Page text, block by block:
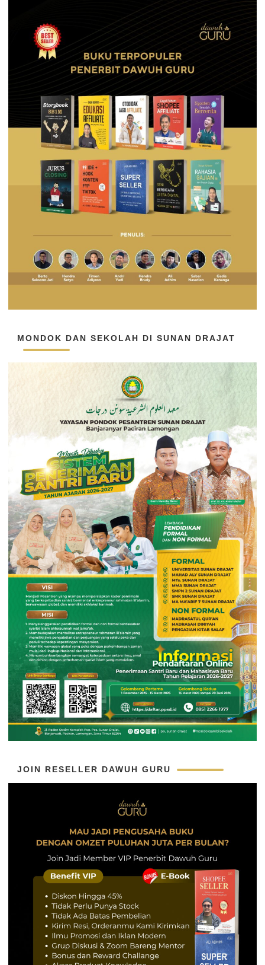
MONDOK DAN SEKOLAH DI SUNAN DRAJAT
JOIN RESELLER DAWUH GURU